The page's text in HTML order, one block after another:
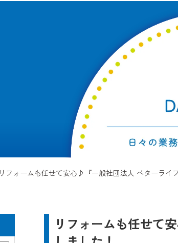
リフォームも任せて安心♪『一般社団法人 ベターライ
リフォームも任せて